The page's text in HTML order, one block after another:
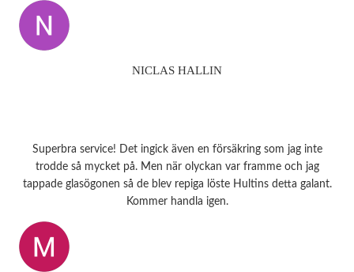
NICLAS HALLIN
Superbra service! Det ingick även en försäkring som jag inte
trodde så mycket på. Men när olyckan var framme och jag
tappade glasögonen så de blev repiga löste Hultins detta galant.
Kommer handla igen.